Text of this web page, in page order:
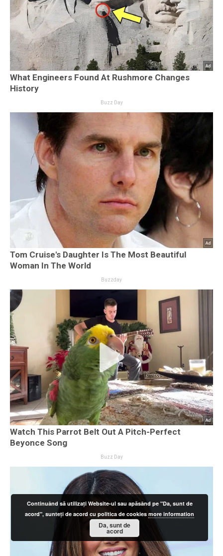
Continuând să utilizați Website-ul sau apăsând pe "Da, sunt de
acord", sunteți de acord cu politica de cookiesmore information
Da, sunt de
acord